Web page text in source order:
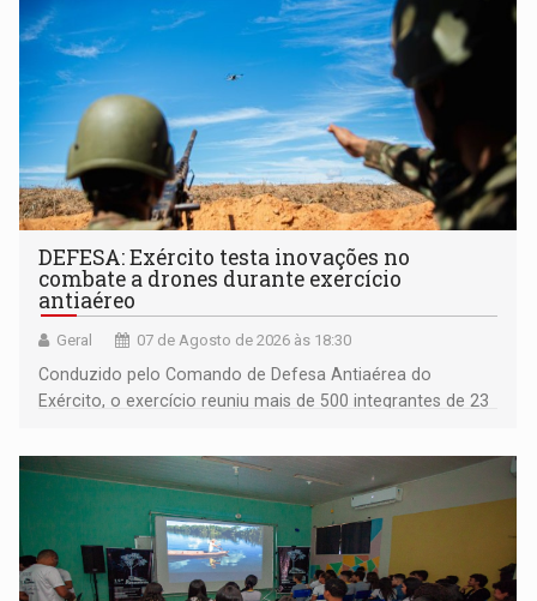
DEFESA: Exército testa inovações no
combate a drones durante exercício
antiaéreo
Geral 07 de Agosto de 2026 às 18:30
Conduzido pelo Comando de Defesa Antiaérea do
Exército, o exercício reuniu mais de 500 integrantes de 23